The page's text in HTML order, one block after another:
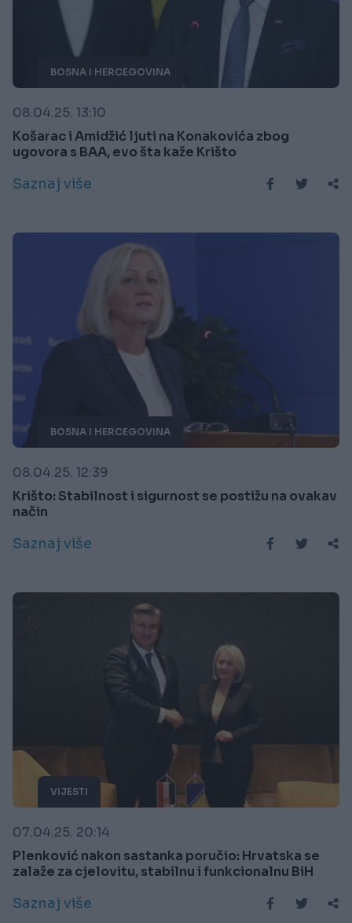
BOSNA I HERCEGOVINA
08.04.25. 13:10
Košarac i Amidžić ljuti na Konakovića zbog
ugovora s BAA, evo šta kaže Krišto
Saznaj više
BOSNA I HERCEGOVINA
08.04.25. 12:39
Krišto: Stabilnost i sigurnost se postižu na ovakav
način
Saznaj više
VIJESTI
07.04.25. 20:14
Plenković nakon sastanka poručio: Hrvatska se
zalaže za cjelovitu, stabilnu i funkcionalnu BiH
Saznaj više